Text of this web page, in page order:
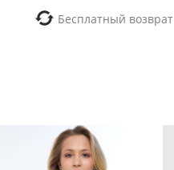
Бесплатный возврат